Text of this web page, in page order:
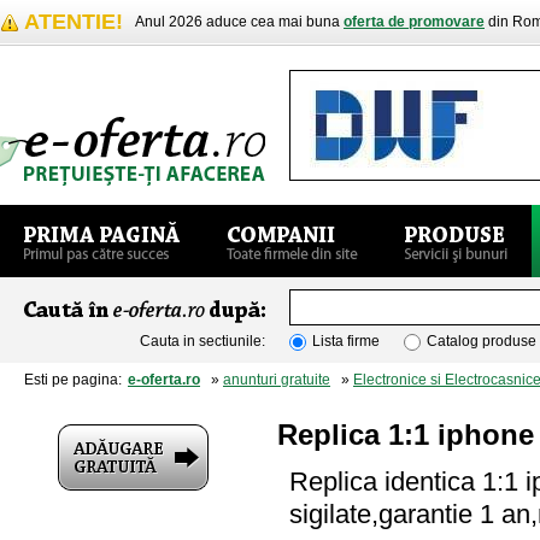
ATENTIE! Anul 2026 aduce cea mai buna oferta de promovare din
Cauta in sectiunile: Lista firme Catalog produse
Esti pe pagina: e-oferta.ro » anunturi gratuite » Electronice si Electrocasnice
Replica 1:1
Replica identica 1:1
sigilate,garantie 1